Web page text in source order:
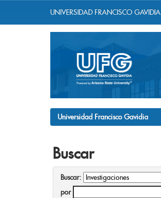
UNIVERSIDAD FRANCISCO GAVIDIA
Universidad Francisco Gavidia
Buscar
Buscar:
por